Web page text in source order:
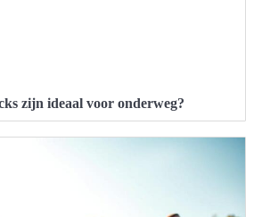
zijn ideaal voor onderweg?